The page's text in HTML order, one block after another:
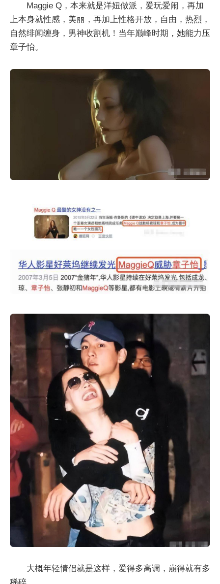
Maggie Q，本来就是洋妞做派，爱玩爱闹，再加
上本身就性感，美丽，再加上性格开放，自由，热烈，
自然绯闻缠身，男神收割机！当年巅峰时期，她能力压
章子怡。
大概年轻情侣就是这样，爱得多高调，崩得就有多